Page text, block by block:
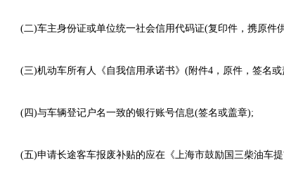
(二)车主身份证或单位统一社会信用代码证(复印件，携原件
(三)机动车所有人《自我信用承诺书》(附件4，原件，签名或
(四)与车辆登记户名一致的银行账号信息(签名或盖章);
(五)申请长途客车报废补贴的应在《上海市鼓励国三柴油车提